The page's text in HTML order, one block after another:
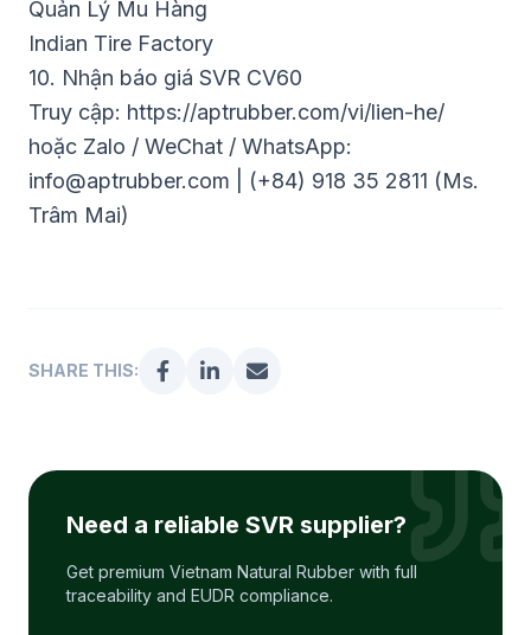
Quản Lý Mu Hàng
Indian Tire Factory
10. Nhận báo giá SVR CV60
Truy cập: https://aptrubber.com/vi/lien-he/
hoặc Zalo / WeChat / WhatsApp:
info@aptrubber.com | (+84) 918 35 2811 (Ms.
Trâm Mai)
SHARE THIS:
Need a reliable SVR supplier?
Get premium Vietnam Natural Rubber with full
traceability and EUDR compliance.